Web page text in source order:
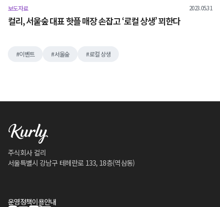
보도자료 2023.05.31
컬리, 서울숲 대표 핫플 매장 손잡고 ‘로컬 상생’ 꾀한다
이벤트 서울숲 로컬 상생
주식회사 컬리
서울특별시 강남구 테헤란로 133, 18층(역삼동)
운영정책이용안내